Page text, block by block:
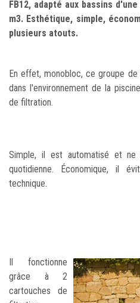
FB12, adapté aux bassins
m3. Esthétique, simple,
plusieurs atouts.
En effet, monobloc, ce groupe
dans l'environnement de la
de filtration.
Simple, il est automatisé et ne
quotidienne. Économique, il
technique.
Il fonctionne
grâce à 2
cartouches de